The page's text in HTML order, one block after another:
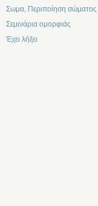
Σωμα, Περιποίηση σώματος
Σεμινάρια ομορφιάς
Έχει λήξει